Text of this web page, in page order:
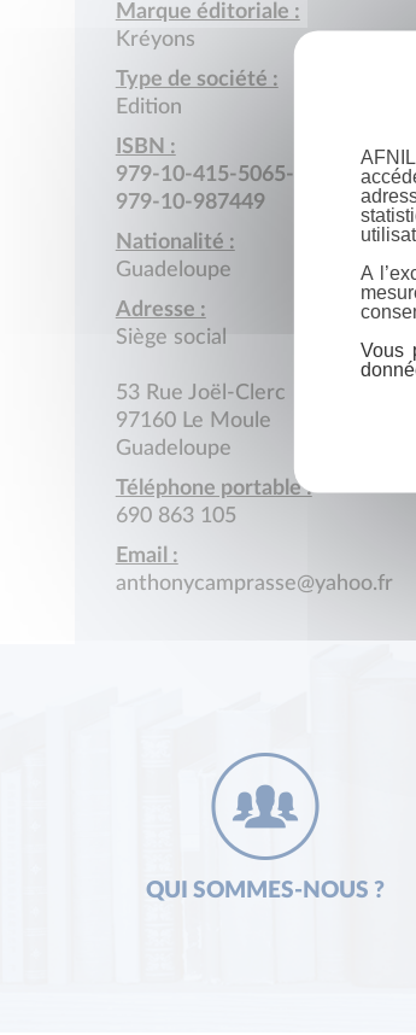
Marque éditoriale :
Kréyons
Type de société :
Edition
ISBN :
979-10-415-5065-4
979-10-987449
Nationalité :
Guadeloupe
Adresse :
Siège social
53 Rue Joël-Clerc
97160 Le Moule
Guadeloupe
Téléphone portable :
690 863 105
Email :
anthonycamprasse@yahoo.fr
QUI SOMMES-NOUS ?
A
Vous